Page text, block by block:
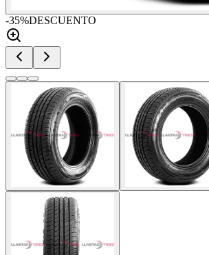
-35%DESCUENTO